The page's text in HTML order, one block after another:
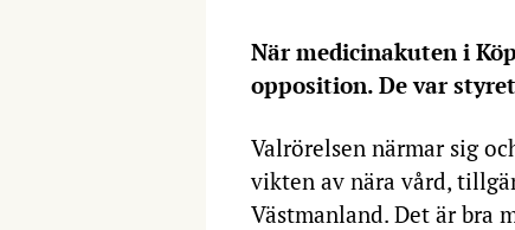
När medicinakuten i
opposition. De var
Valrörelsen närmar sig
vikten av nära vård,
Västmanland. Det är bra